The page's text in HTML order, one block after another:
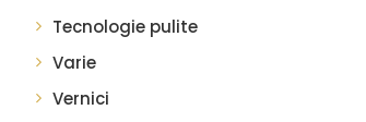
Tecnologie pulite
Varie
Vernici